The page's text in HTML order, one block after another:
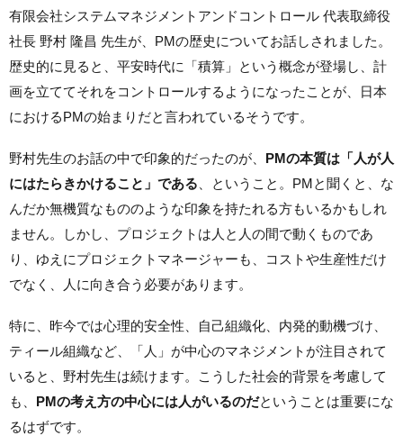
有限会社システムマネジメントアンドコントロール 代表取締役
社長 野村 隆昌 先生が、PMの歴史についてお話しされました。
歴史的に見ると、平安時代に「積算」という概念が登場し、計
画を立ててそれをコントロールするようになったことが、日本
におけるPMの始まりだと言われているそうです。
野村先生のお話の中で印象的だったのが、 PMの本質は「人が人
にはたらきかけること」である 、ということ。PMと聞くと、な
んだか無機質なもののような印象を持たれる方もいるかもしれ
ません。しかし、プロジェクトは人と人の間で動くものであ
り、ゆえにプロジェクトマネージャーも、コストや生産性だけ
でなく、人に向き合う必要があります。
特に、昨今では心理的安全性、自己組織化、内発的動機づけ、
ティール組織など、「人」が中心のマネジメントが注目されて
いると、野村先生は続けます。こうした社会的背景を考慮して
も、 PMの考え方の中心には人がいるのだということは重要にな
るはずです。